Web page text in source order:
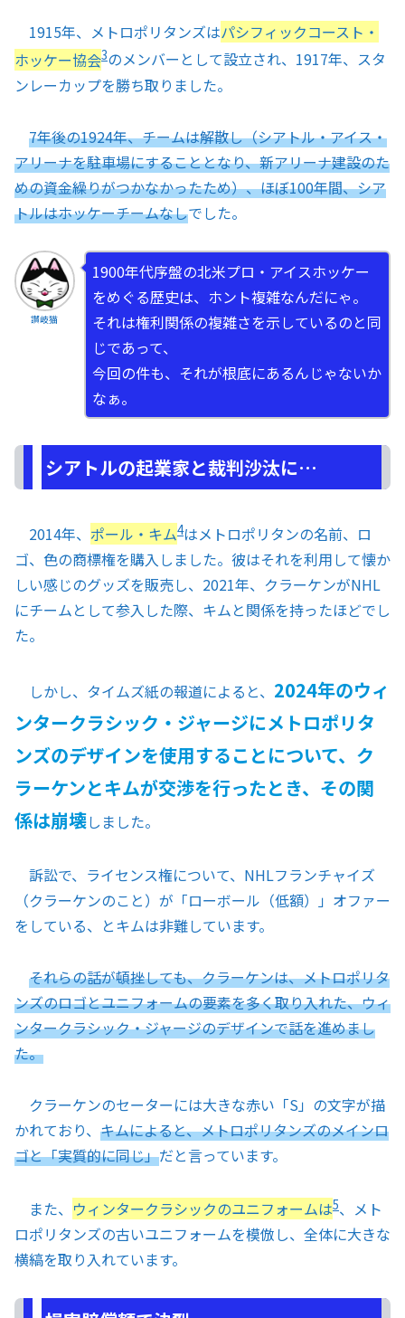
1915年、メトロポリタンズはパシフィックコースト・
ホッケー協会3のメンバーとして設立され、1917年、スタ
ンレーカップを勝ち取りました。
7年後の1924年、チームは解散し（シアトル・アイス・
アリーナを駐車場にすることとなり、新アリーナ建設のた
めの資金繰りがつかなかったため）、ほぼ100年間、シア
トルはホッケーチームなしでした。
讃岐猫
1900年代序盤の北米プロ・アイスホッケー
をめぐる歴史は、ホント複雑なんだにゃ。
それは権利関係の複雑さを示しているのと同
じであって、
今回の件も、それが根底にあるんじゃないか
なぁ。
シアトルの起業家と裁判沙汰に…
2014年、 ポール・キム4はメトロポリタンの名前、ロ
ゴ、色の商標権を購入しました。彼はそれを利用して懐か
しい感じのグッズを販売し、2021年、クラーケンがNHL
にチームとして参入した際、キムと関係を持ったほどでし
た。
しかし、タイムズ紙の報道によると、 2024年のウィ
ンタークラシック・ジャージにメトロポリタ
ンズのデザインを使用することについて、ク
ラーケンとキムが交渉を行ったとき、その関
係は崩壊しました。
訴訟で、ライセンス権について、NHLフランチャイズ
（クラーケンのこと）が「ローボール（低額）」オファー
をしている、とキムは非難しています。
それらの話が頓挫しても、クラーケンは、メトロポリタ
ンズのロゴとユニフォームの要素を多く取り入れた、ウィ
ンタークラシック・ジャージのデザインで話を進めまし
た。
クラーケンのセーターには大きな赤い「S」の文字が描
かれており、 キムによると、メトロポリタンズのメインロ
ゴと「実質的に同じ」だと言っています。
また、 ウィンタークラシックのユニフォームは5、メト
ロポリタンズの古いユニフォームを模倣し、全体に大きな
横縞を取り入れています。